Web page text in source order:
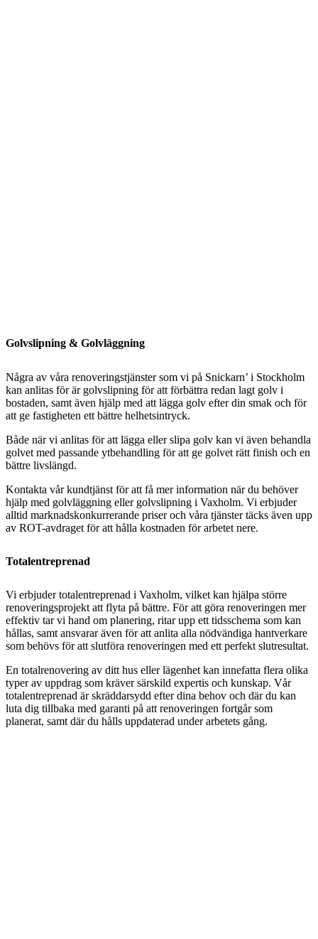
Golvslipning & Golvläggning
Några av våra renoveringstjänster som vi på Snickarn’ i Stockholm
kan anlitas för är golvslipning för att förbättra redan lagt golv i
bostaden, samt även hjälp med att lägga golv efter din smak och för
att ge fastigheten ett bättre helhetsintryck.
Både när vi anlitas för att lägga eller slipa golv kan vi även behandla
golvet med passande ytbehandling för att ge golvet rätt finish och en
bättre livslängd.
Kontakta vår kundtjänst för att få mer information när du behöver
hjälp med golvläggning eller golvslipning i Vaxholm. Vi erbjuder
alltid marknadskonkurrerande priser och våra tjänster täcks även upp
av ROT-avdraget för att hålla kostnaden för arbetet nere.
Totalentreprenad
Vi erbjuder totalentreprenad i Vaxholm, vilket kan hjälpa större
renoveringsprojekt att flyta på bättre. För att göra renoveringen mer
effektiv tar vi hand om planering, ritar upp ett tidsschema som kan
hållas, samt ansvarar även för att anlita alla nödvändiga hantverkare
som behövs för att slutföra renoveringen med ett perfekt slutresultat.
En totalrenovering av ditt hus eller lägenhet kan innefatta flera olika
typer av uppdrag som kräver särskild expertis och kunskap. Vår
totalentreprenad är skräddarsydd efter dina behov och där du kan
luta dig tillbaka med garanti på att renoveringen fortgår som
planerat, samt där du hålls uppdaterad under arbetets gång.